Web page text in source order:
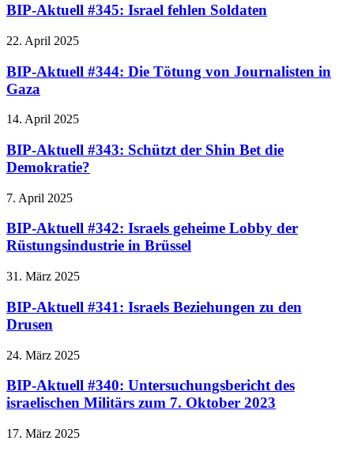
BIP-Aktuell #345: Israel fehlen Soldaten
22. April 2025
BIP-Aktuell #344: Die Tötung von Journalisten in
Gaza
14. April 2025
BIP-Aktuell #343: Schützt der Shin Bet die
Demokratie?
7. April 2025
BIP-Aktuell #342: Israels geheime Lobby der
Rüstungsindustrie in Brüssel
31. März 2025
BIP-Aktuell #341: Israels Beziehungen zu den
Drusen
24. März 2025
BIP-Aktuell #340: Untersuchungsbericht des
israelischen Militärs zum 7. Oktober 2023
17. März 2025